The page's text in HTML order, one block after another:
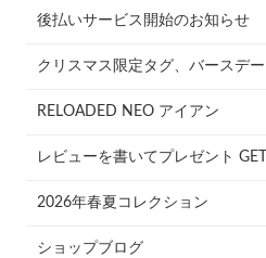
後払いサービス開始のお知らせ
クリスマス限定タグ、バースデ
RELOADED NEO アイアン
レビューを書いてプレゼント GET
2026年春夏コレクション
ショップブログ